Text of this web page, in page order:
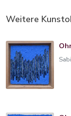
Weitere